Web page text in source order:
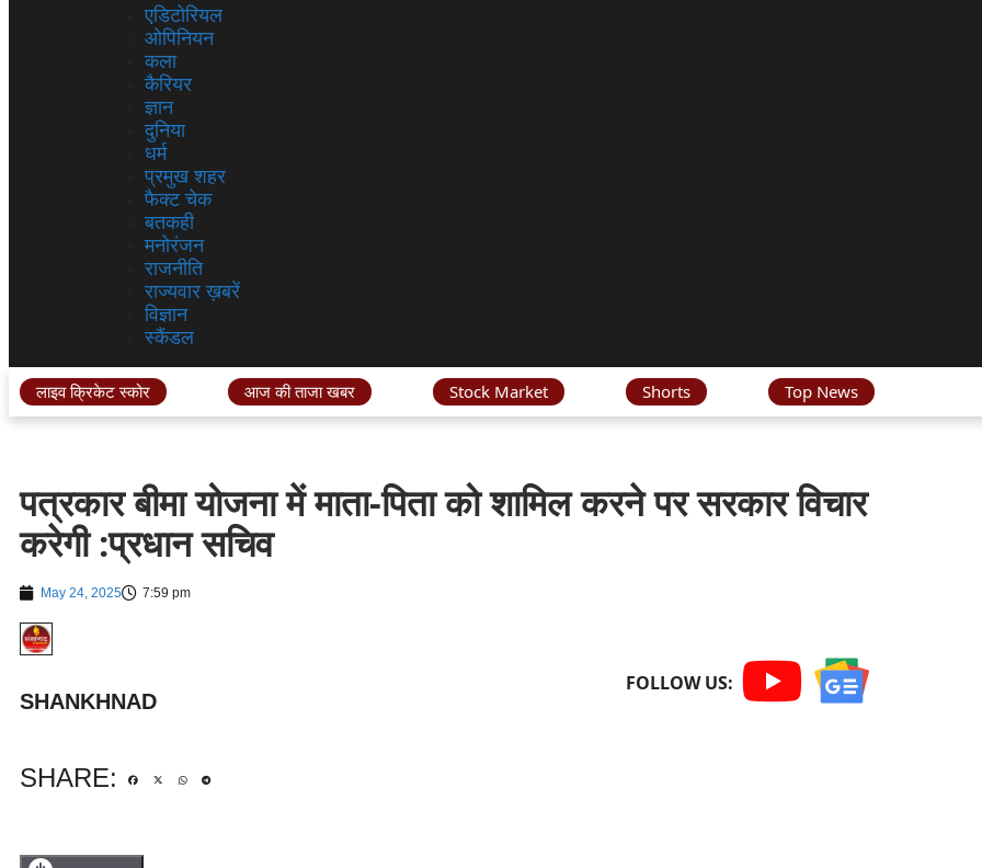
एडिटोरियल
ओपिनियन
कला
कैरियर
ज्ञान
दुनिया
धर्म
प्रमुख शहर
फैक्ट चेक
बतकही
मनोरंजन
राजनीति
राज्यवार ख़बरें
विज्ञान
स्कैंडल
लाइव क्रिकेट स्कोर आज की ताजा खबर Stock Market Shorts Top News
पत्रकार बीमा योजना में माता-पिता को शामिल करने पर सरकार विचार
करेगी :प्रधान सचिव
May 24, 2025 7:59 pm
SHANKHNAD
FOLLOW US:
SHARE: